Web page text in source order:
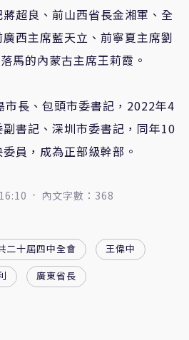
超良、前山西省長金湘軍、全
西主席藍天立、前寧夏主席劉
馬的內蒙古主席王莉霞。
長、包頭市委書記，2022年4
書記、深圳市委書記，同年10
員，成為正部級幹部。
內文字數：368
二十屆四中全會
王偉中
廣東省長